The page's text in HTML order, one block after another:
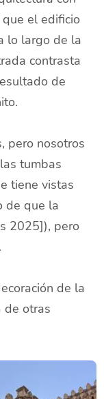
el edificio
lo largo de la
contrasta
de
pero nosotros
tumbas
tiene vistas
de que la
2025]), pero
de la
de otras